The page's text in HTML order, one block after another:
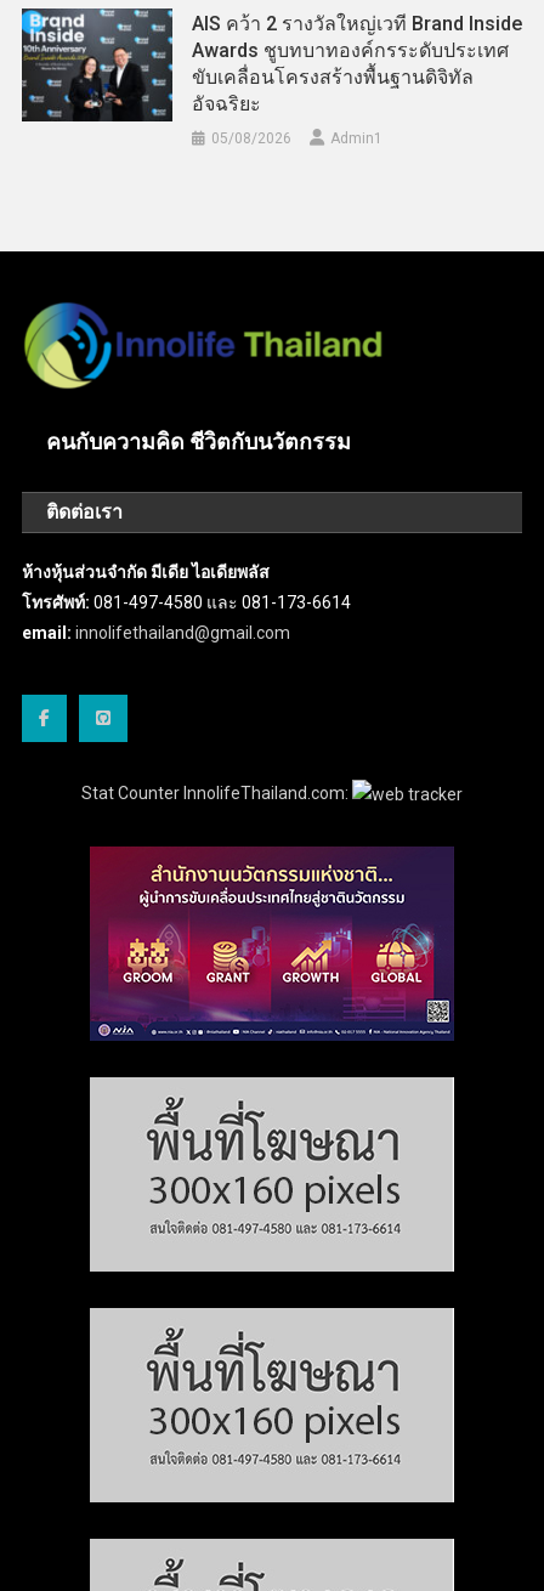
AIS คว้า 2 รางวัลใหญ่เวที Brand Inside
Awards ชูบทบาทองค์กรระดับประเทศ
ขับเคลื่อนโครงสร้างพื้นฐานดิจิทัล
อัจฉริยะ
05/08/2026 Admin​1
คนกับความคิด ชีวิตกับนวัตกรรม
ติดต่อเรา
ห้างหุ้นส่วนจำกัด มีเดีย ไอเดียพลัส
โทรศัพท์: 081-497-4580 และ 081-173-6614
email: innolifethailand@gmail.com
Stat Counter InnolifeThailand.com: